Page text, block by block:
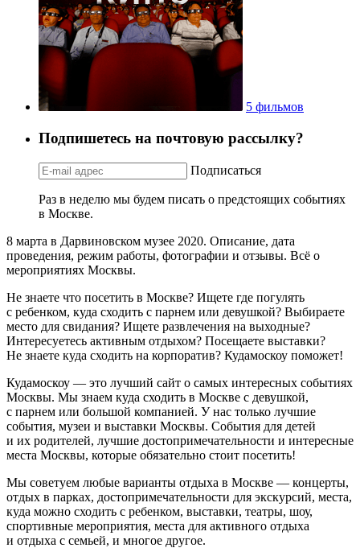
5 фильмов
Подпишетесь на почтовую рассылку?
Подписаться
Раз в неделю мы будем писать о предстоящих событиях
в Москве.
8 марта в Дарвиновском музее 2020. Описание, дата
проведения, режим работы, фотографии и отзывы. Всё о
мероприятиях Москвы.
Не знаете что посетить в Москве? Ищете где погулять
с ребенком, куда сходить с парнем или девушкой? Выбираете
место для свидания? Ищете развлечения на выходные?
Интересуетесь активным отдыхом? Посещаете выставки?
Не знаете куда сходить на корпоратив? Кудамоскоу поможет!
Кудамоскоу — это лучший сайт о самых интересных событиях
Москвы. Мы знаем куда сходить в Москве с девушкой,
с парнем или большой компанией. У нас только лучшие
события, музеи и выставки Москвы. События для детей
и их родителей, лучшие достопримечательности и интересные
места Москвы, которые обязательно стоит посетить!
Мы советуем любые варианты отдыха в Москве — концерты,
отдых в парках, достопримечательности для экскурсий, места,
куда можно сходить с ребенком, выставки, театры, шоу,
спортивные мероприятия, места для активного отдыха
и отдыха с семьей, и многое другое.